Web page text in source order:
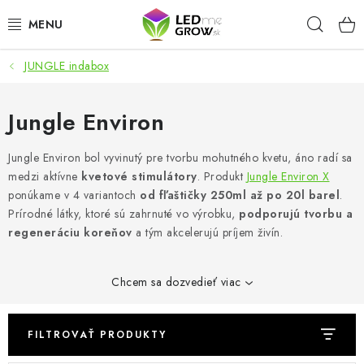
na
AKCIE
LED OSVETLENIE PRE RASTLINY
PESTOVATEĽSKÉ POTREBY
PRE AKVÁRIA
MICROGREENS
Hodnotenie obchodu O nákupu
Obchodné podmienky
Predávané značky
Kontakt
JUNGLE indabox
Jungle Environ
Jungle Environ bol vyvinutý pre tvorbu mohutného kvetu, áno radí sa
medzi aktívne kvetové stimulátory. Produkt Jungle Environ X
ponúkame v 4 variantoch od fľaštičky 250ml až po 20l barel.
Prírodné látky, ktoré sú zahrnuté vo výrobku, podporujú tvorbu a
regeneráciu koreňov a tým akcelerujú príjem živín.
Chcem sa dozvedieť viac
FILTROVAŤ PRODUKTY